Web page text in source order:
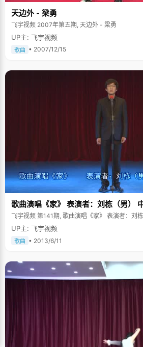
天边外 - 梁勇
飞宇视频 2007年第五期, 天边外 - 梁勇
UP主: 飞宇视频
歌曲 • 2007/12/15
歌曲演唱《家》 表演者：刘栋（男）
飞宇视频 第141期, 歌曲演唱《家》 表演者：刘
UP主: 飞宇视频
歌曲 • 2013/6/11